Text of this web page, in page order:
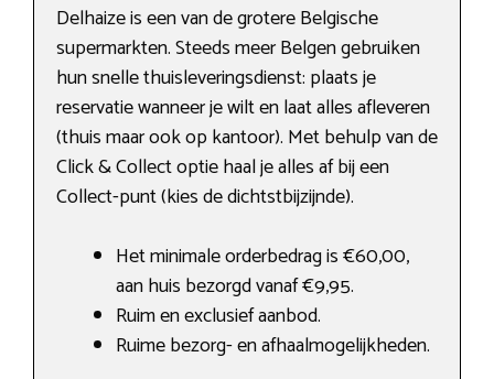
Delhaize is een van de grotere Belgische
supermarkten. Steeds meer Belgen gebruiken
hun snelle thuisleveringsdienst: plaats je
reservatie wanneer je wilt en laat alles afleveren
(thuis maar ook op kantoor). Met behulp van de
Click & Collect optie haal je alles af bij een
Collect-punt (kies de dichtstbijzijnde).
Het minimale orderbedrag is €60,00,
aan huis bezorgd vanaf €9,95.
Ruim en exclusief aanbod.
Ruime bezorg- en afhaalmogelijkheden.